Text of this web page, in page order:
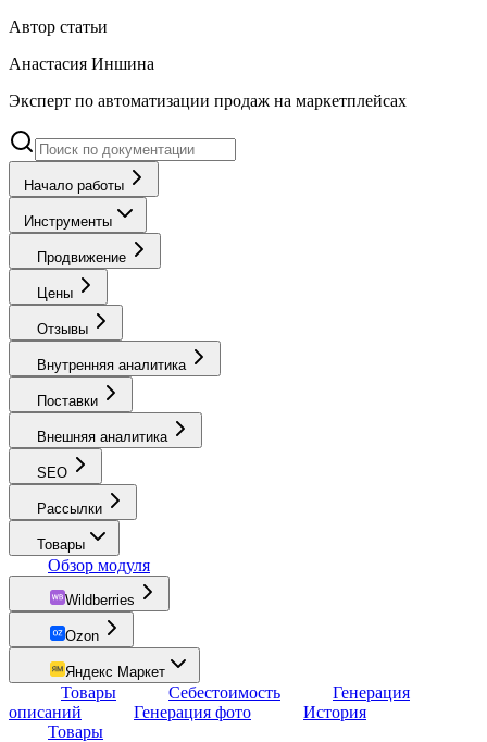
Автор статьи
Анастасия Иншина
Эксперт по автоматизации продаж на маркетплейсах
Начало работы
Инструменты
Продвижение
Цены
Отзывы
Внутренняя аналитика
Поставки
Внешняя аналитика
SEO
Рассылки
Товары
Обзор модуля
Wildberries
Ozon
Яндекс Маркет
Товары Себестоимость
Генерация
описаний
Генерация фото
История
Товары